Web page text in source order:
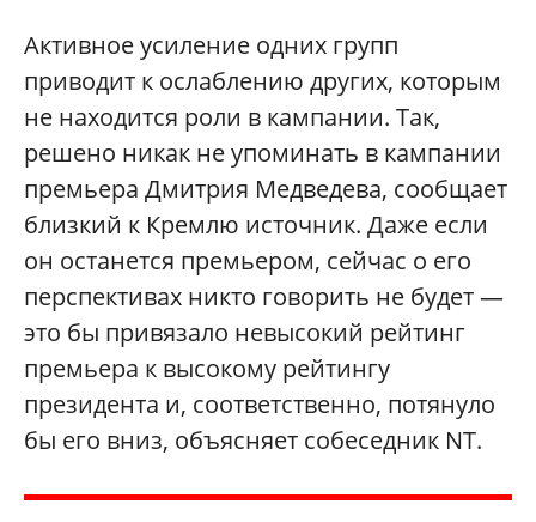
Активное усиление одних групп
приводит к ослаблению других, которым
не находится роли в кампании. Так,
решено никак не упоминать в кампании
премьера Дмитрия Медведева, сообщает
близкий к Кремлю источник. Даже если
он останется премьером, сейчас о его
перспективах никто говорить не будет —
это бы привязало невысокий рейтинг
премьера к высокому рейтингу
президента и, соответственно, потянуло
бы его вниз, объясняет собеседник NT.